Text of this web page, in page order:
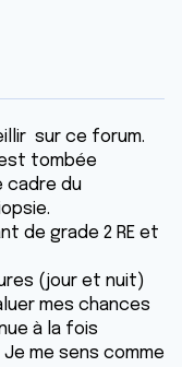
sur ce forum.
est tombée
cadre du
de grade 2 RE et
(jour et nuit)
mes chances
à la fois
me sens comme